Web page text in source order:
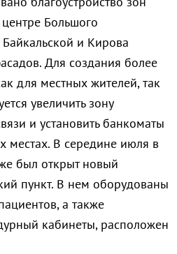
Большого
Байкальской и Кирова
Для создания более
для местных жителей, так
увеличить зону
и установить банкоматы
местах. В середине июля в
был открыт новый
пункт. В нем оборудованы
а также
кабинеты, расположен